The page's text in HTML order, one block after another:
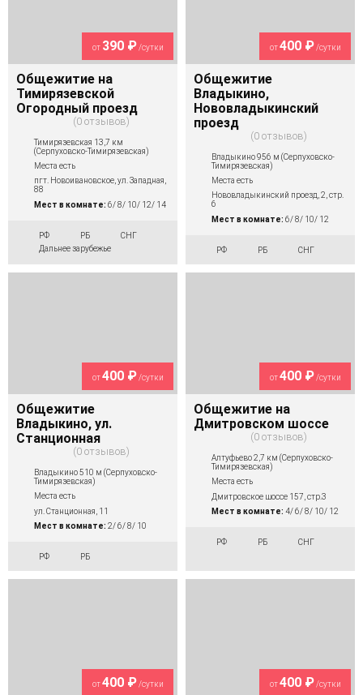
от 390 ₽/сутки
Общежитие на
Тимирязевской
Огородный проезд
0 отзывов
Тимирязевская 13,7 км
(Серпуховско-Тимирязевская)
Места есть
пгт. Новоивановское, ул. Западная,
88
Мест в комнате: 6/ 8/ 10/ 12/ 14
РФ РБ
СНГ
Дальнее зарубежье
от400 ₽/сутки
Общежитие
Владыкино,
Нововладыкинский
проезд
0 отзывов
Владыкино 956 м (Серпуховско-
Тимирязевская)
Места есть
Нововладыкинский проезд, 2, стр.
6
Мест в комнате: 6/ 8/ 10/ 12
РФ РБ СНГ
от400 ₽/сутки
Общежитие
Владыкино, ул.
Станционная
0 отзывов
Владыкино 510 м (Серпуховско-
Тимирязевская)
Места есть
ул. Станционная, 11
Мест в комнате: 2/ 6/ 8/ 10
РФ РБ
от400 ₽/сутки
Общежитие на
Дмитровском шоссе
0 отзывов
Алтуфьево 2,7 км (Серпуховско-
Тимирязевская)
Места есть
Дмитровское шоссе 157, стр.3
Мест в комнате: 4/ 6/ 8/ 10/ 12
РФ РБ СНГ
от400 ₽/сутки от400 ₽/сутки